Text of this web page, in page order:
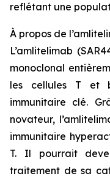
reflétant une
À propos de
L’amlitelimab
monoclonal
les cellules T et
immunitaire clé.
novateur,
immunitaire
T. Il pourrait
traitement de sa